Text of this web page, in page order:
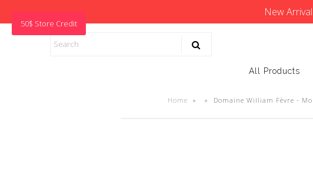
New
All Products
Home » » Domaine William Fèvre -
50$ Store Credit